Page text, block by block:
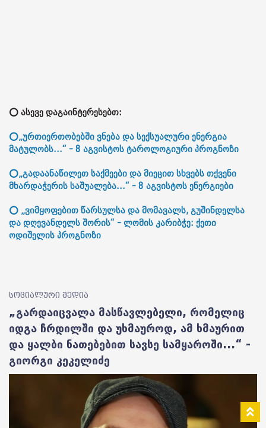
⭕ ასევე დაგაინტერესებთ:
⭕„ურთიერთობებში ვნება და სექსუალური ენერგია
მატულობს...“ - 8 აგვისტოს ტაროლოგიური პროგნოზი
⭕„გადაანაწილეთ საქმეები და მიეცით სხვებს თქვენი
მხარდაჭერის საშუალება...“ - 8 აგვისტოს ენერგიები
⭕ „ვიმყოფებით წარსულსა და მომავალს, გუშინდელსა
და დღევანდელს შორის“ - ლომის კარიბჭე: ქეთი
ოდიშელის პროგნოზი
სოციალური მედია
„გარდაიცვალა მასწავლებელი, რომელიც
იდგა ჩრდილში და უხმაუროდ, ამ ხმაურით
და ყალბი ნათებებით სავსე სამყაროში...“ -
გიორგი კეკელიძე